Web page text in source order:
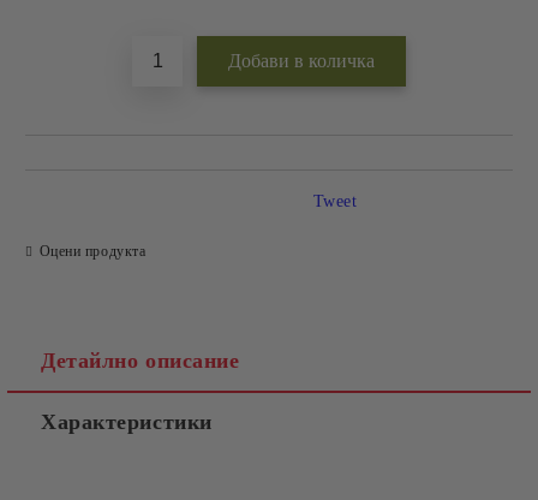
Оцени продукта
Tweet
Детайлно описание
Характеристики